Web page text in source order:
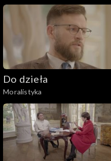
Do dzieła
Moralistyka